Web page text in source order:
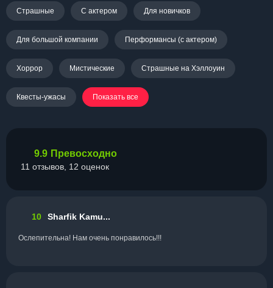
Страшные С актером Для новичков
Для большой компании Перформансы (с актером)
Хоррор Мистические Страшные на Хэллоуин
Квесты-ужасы Показать все
9.9 Превосходно
11 отзывов, 12 оценок
10 Sharfik Kamu...
Ослепительна! Нам очень понравилось!!!